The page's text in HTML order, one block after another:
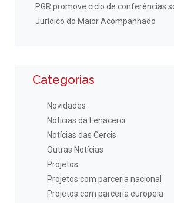
PGR promove ciclo de conferências
Jurídico do Maior Acompanhado
Categorias
Novidades
Notícias da Fenacerci
Notícias das Cercis
Outras Notícias
Projetos
Projetos com parceria nacional
Projetos com parceria europeia